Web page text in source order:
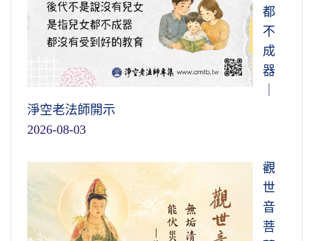
都
不
成
器
淨空老法師開示
2026-08-03
觀
世
音
菩